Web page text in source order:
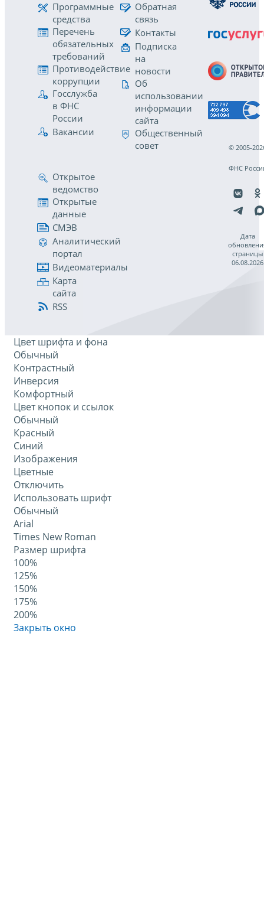
Программные
средства
Перечень
обязательных
требований
Противодействие
коррупции
Госслужба
в ФНС
России
Вакансии
Обратная
связь
Контакты
Подписка
на
новости
Об
использовании
информации
сайта
Общественный
совет
Открытое
ведомство
Открытые
данные
СМЭВ
Аналитический
портал
Видеоматериалы
Карта
сайта
RSS
© 2005-
ФНС
Дата
страницы
06.08.2026
Цвет шрифта и фона
Обычный
Контрастный
Инверсия
Комфортный
Цвет кнопок и ссылок
Обычный
Красный
Синий
Изображения
Цветные
Отключить
Использовать шрифт
Обычный
Arial
Times New Roman
Размер шрифта
100%
125%
150%
175%
200%
Закрыть окно